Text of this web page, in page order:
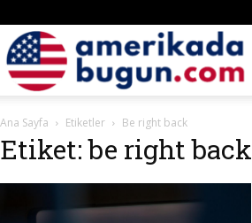
Ana Sayfa Etiketler Be right back
Etiket: be right back